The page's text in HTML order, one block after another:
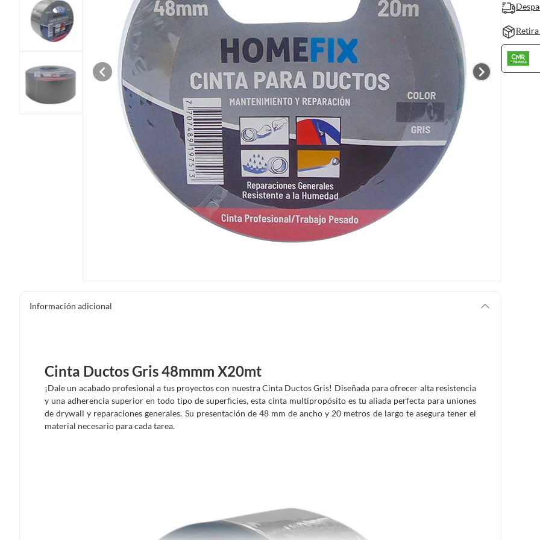
Información adicional
Cinta Ductos Gris 48mmm X20mt
¡Dale un acabado profesional a tus proyectos con nuestra Cinta Ductos Gris! Diseñada para ofrecer alta resistencia
y una adherencia superior en todo tipo de superficies, esta cinta multipropósito es tu aliada perfecta para uniones
de drywall y reparaciones generales. Su presentación de 48 mm de ancho y 20 metros de largo te asegura tener el
material necesario para cada tarea.